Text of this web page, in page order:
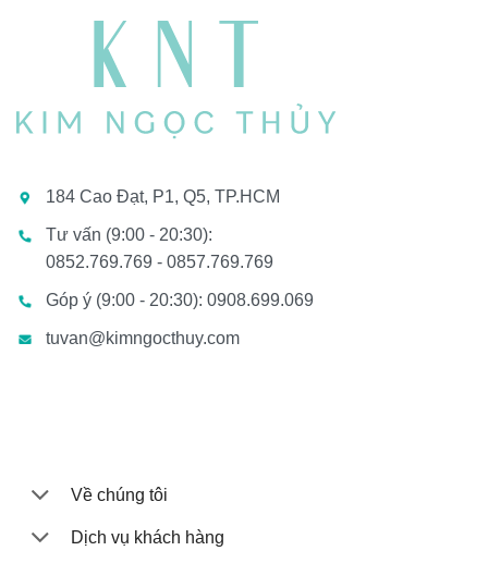
184 Cao Đạt, P1, Q5, TP.HCM
Tư vấn (9:00 - 20:30):
0852.769.769 - 0857.769.769
Góp ý (9:00 - 20:30): 0908.699.069
tuvan@kimngocthuy.com
Về chúng tôi
Dịch vụ khách hàng